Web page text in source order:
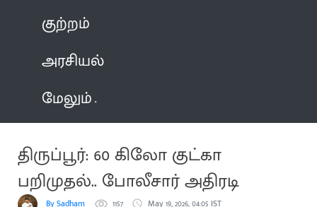
குற்றம்
அரசியல்
மேலும்
திருப்பூர்: 60 கிலோ குட்கா
பறிமுதல்.. போலீசார் அதிரடி
By Sadham 1157 May 19, 2026, 04:05 IST